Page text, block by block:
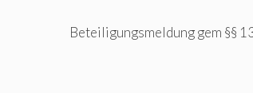
Beteiligungsmeldung gem §§